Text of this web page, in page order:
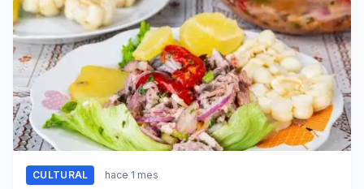
CULTURAL hace 1 mes